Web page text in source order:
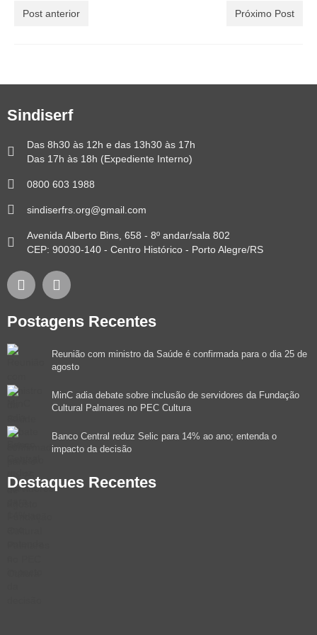
Post anterior Próximo Post
Sindiserf
Das 8h30 às 12h e das 13h30 às 17h
Das 17h às 18h (Expediente Interno)
0800 603 1988
sindiserfrs.org@gmail.com
Avenida Alberto Bins, 658 - 8º andar/sala 802
CEP: 90030-140 - Centro Histórico - Porto Alegre/RS
Postagens Recentes
Reunião com ministro da Saúde é confirmada para o dia 25 de
agosto
MinC adia debate sobre inclusão de servidores da Fundação
Cultural Palmares no PEC Cultura
Banco Central reduz Selic para 14% ao ano; entenda o
impacto da decisão
Destaques Recentes